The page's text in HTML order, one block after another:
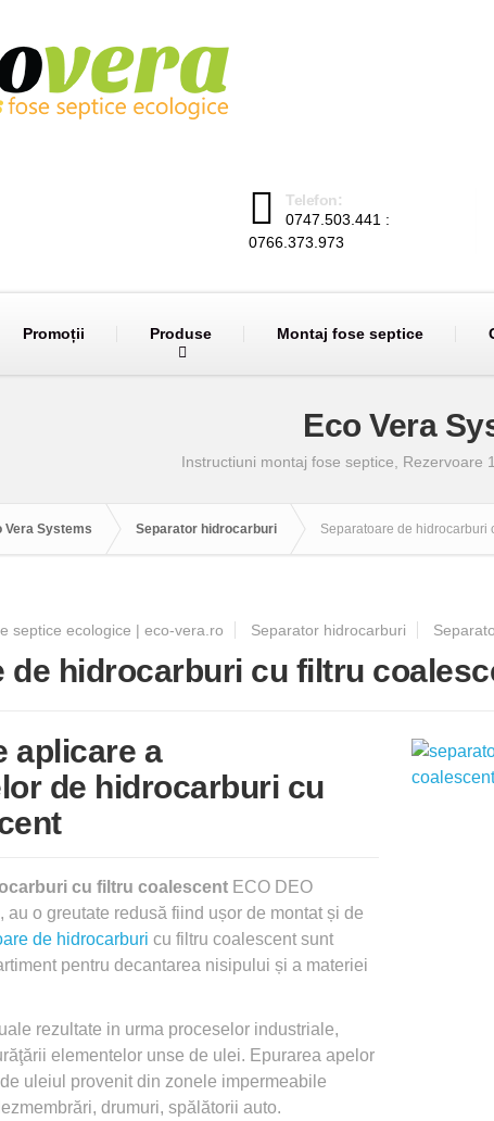
Telefon:
0747.503.441 :
0766.373.973
Promoții Produse Montaj fose septice
Eco Vera
Instructiuni montaj fose septice, Rezervoare
Vera Systems Separator hidrocarburi Separatoare de hidrocarburi
septice ecologice | eco-vera.ro Separator hidrocarburi
de hidrocarburi cu filtru
aplicare a
de hidrocarburi cu
cu filtru coalescent ECO DEO
o greutate redusă fiind ușor de montat și de
de hidrocarburi cu filtru coalescent sunt
pentru decantarea nisipului și a materiei
rezultate in urma proceselor industriale,
elementelor unse de ulei. Epurarea apelor
uleiul provenit din zonele impermeabile
drumuri, spălătorii auto.